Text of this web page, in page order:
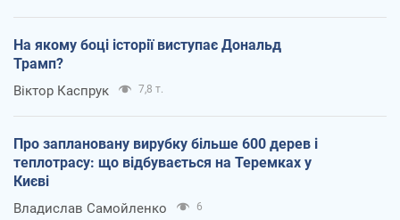
На якому боці історії виступає Дональд
Трамп?
Віктор Каспрук 7,8 т.
Про заплановану вирубку більше 600 дерев і
теплотрасу: що відбувається на Теремках у
Києві
Владислав Самойленко 6